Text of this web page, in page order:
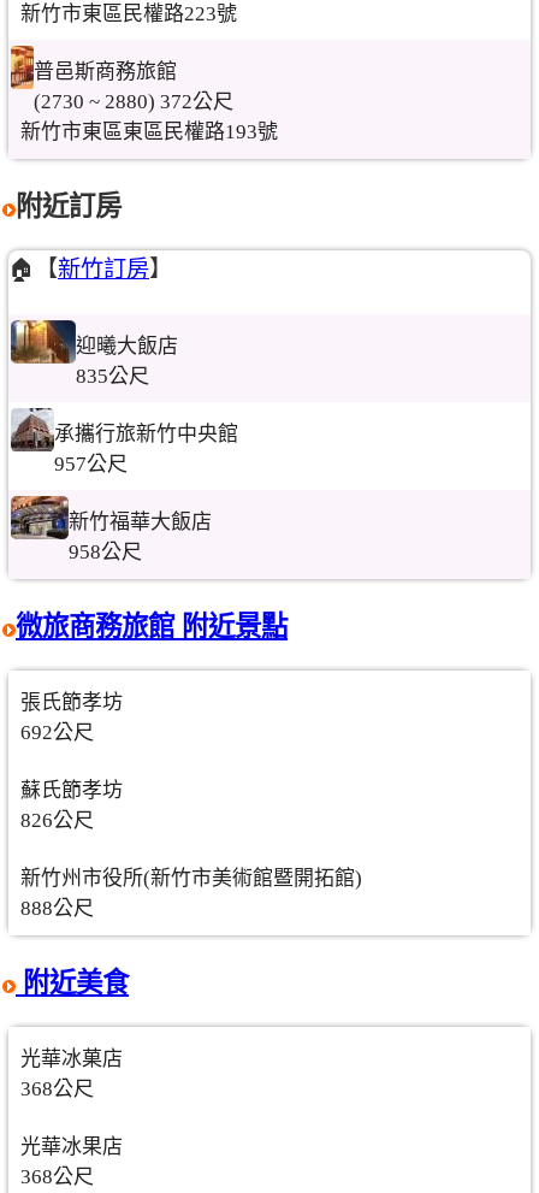
新竹市東區民權路223號
普邑斯商務旅館
(2730 ~ 2880) 372公尺
新竹市東區東區民權路193號
附近訂房
🏠【新竹訂房】
迎曦大飯店
835公尺
承攜行旅新竹中央館
957公尺
新竹福華大飯店
958公尺
微旅商務旅館 附近景點
張氏節孝坊
692公尺
蘇氏節孝坊
826公尺
新竹州市役所(新竹市美術館暨開拓館)
888公尺
附近美食
光華冰菓店
368公尺
光華冰果店
368公尺